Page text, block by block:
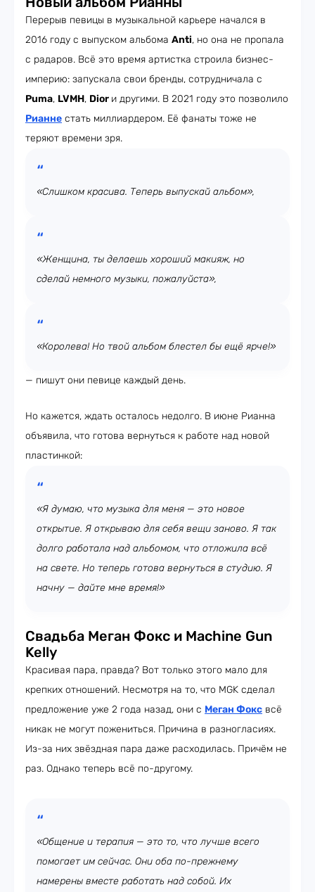
Перерыв певицы в музыкальной карьере начался в
2016 году с выпуском альбома Anti, но она не пропала
с радаров. Всё это время артистка строила бизнес-
империю: запускала свои бренды, сотрудничала с
Puma, LVMH, Dior и другими. В 2021 году это позволило
Рианне стать миллиардером. Её фанаты тоже не
теряют времени зря.
«Слишком красива. Теперь выпускай альбом»,
«Женщина, ты делаешь хороший макияж, но
сделай немного музыки, пожалуйста»,
«Королева! Но твой альбом блестел бы ещё ярче!»
— пишут они певице каждый день.
Но кажется, ждать осталось недолго. В июне Рианна
объявила, что готова вернуться к работе над новой
пластинкой:
«Я думаю, что музыка для меня — это новое
открытие. Я открываю для себя вещи заново. Я так
долго работала над альбомом, что отложила всё
на свете. Но теперь готова вернуться в студию. Я
начну — дайте мне время!»
Свадьба Меган Фокс и Machine Gun
Kelly
Красивая пара, правда? Вот только этого мало для
крепких отношений. Несмотря на то, что MGK сделал
предложение уже 2 года назад, они с Меган Фокс всё
никак не могут пожениться. Причина в разногласиях.
Из-за них звёздная пара даже расходилась. Причём не
раз. Однако теперь всё по-другому.
«Общение и терапия — это то, что лучше всего
помогает им сейчас. Они оба по-прежнему
намерены вместе работать над собой. Их